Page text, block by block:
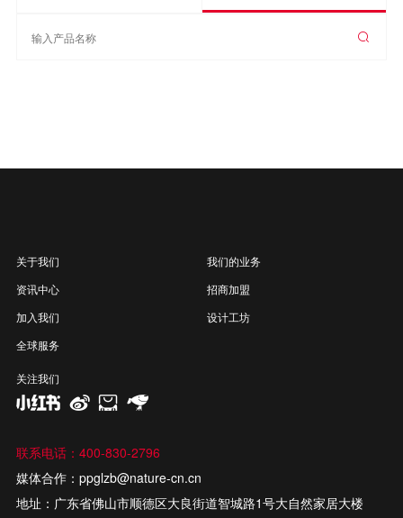
关于我们
我们的业务
资讯中心
招商加盟
加入我们
设计工坊
全球服务
关注我们
联系电话：400-830-2796
媒体合作：ppglzb@nature-cn.cn
地址：广东省佛山市顺德区大良街道智城路1号大自然家居大楼